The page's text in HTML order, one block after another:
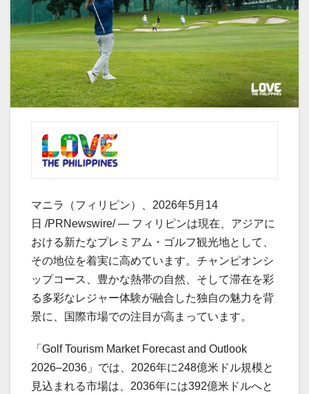
マニラ（フィリピン）、2026年5月14
日 /PRNewswire/ — フィリピンは現在、アジアに
おける新たなプレミアム・ゴルフ観光地として、
その地位を着実に高めています。チャンピオンシ
ップコース、豊かな熱帯の自然、そして滞在を彩
る多彩なレジャー体験が融合した独自の魅力を背
景に、国際市場での注目が高まっています。
「Golf Tourism Market Forecast and Outlook
2026–2036」では、2026年に248億米ドル規模と
見込まれる市場は、2036年には392億米ドルへと